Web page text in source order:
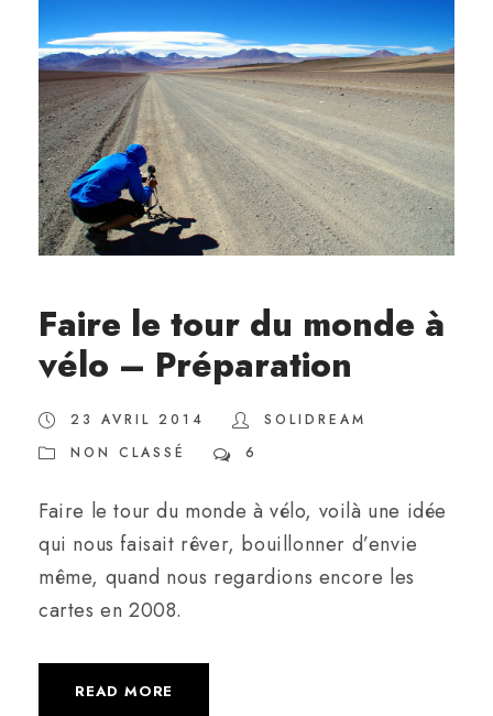
Faire le tour du monde à
vélo – Préparation
23 AVRIL 2014
SOLIDREAM
NON CLASSÉ
6
Faire le tour du monde à vélo, voilà une idée
qui nous faisait rêver, bouillonner d’envie
même, quand nous regardions encore les
cartes en 2008.
READ MORE